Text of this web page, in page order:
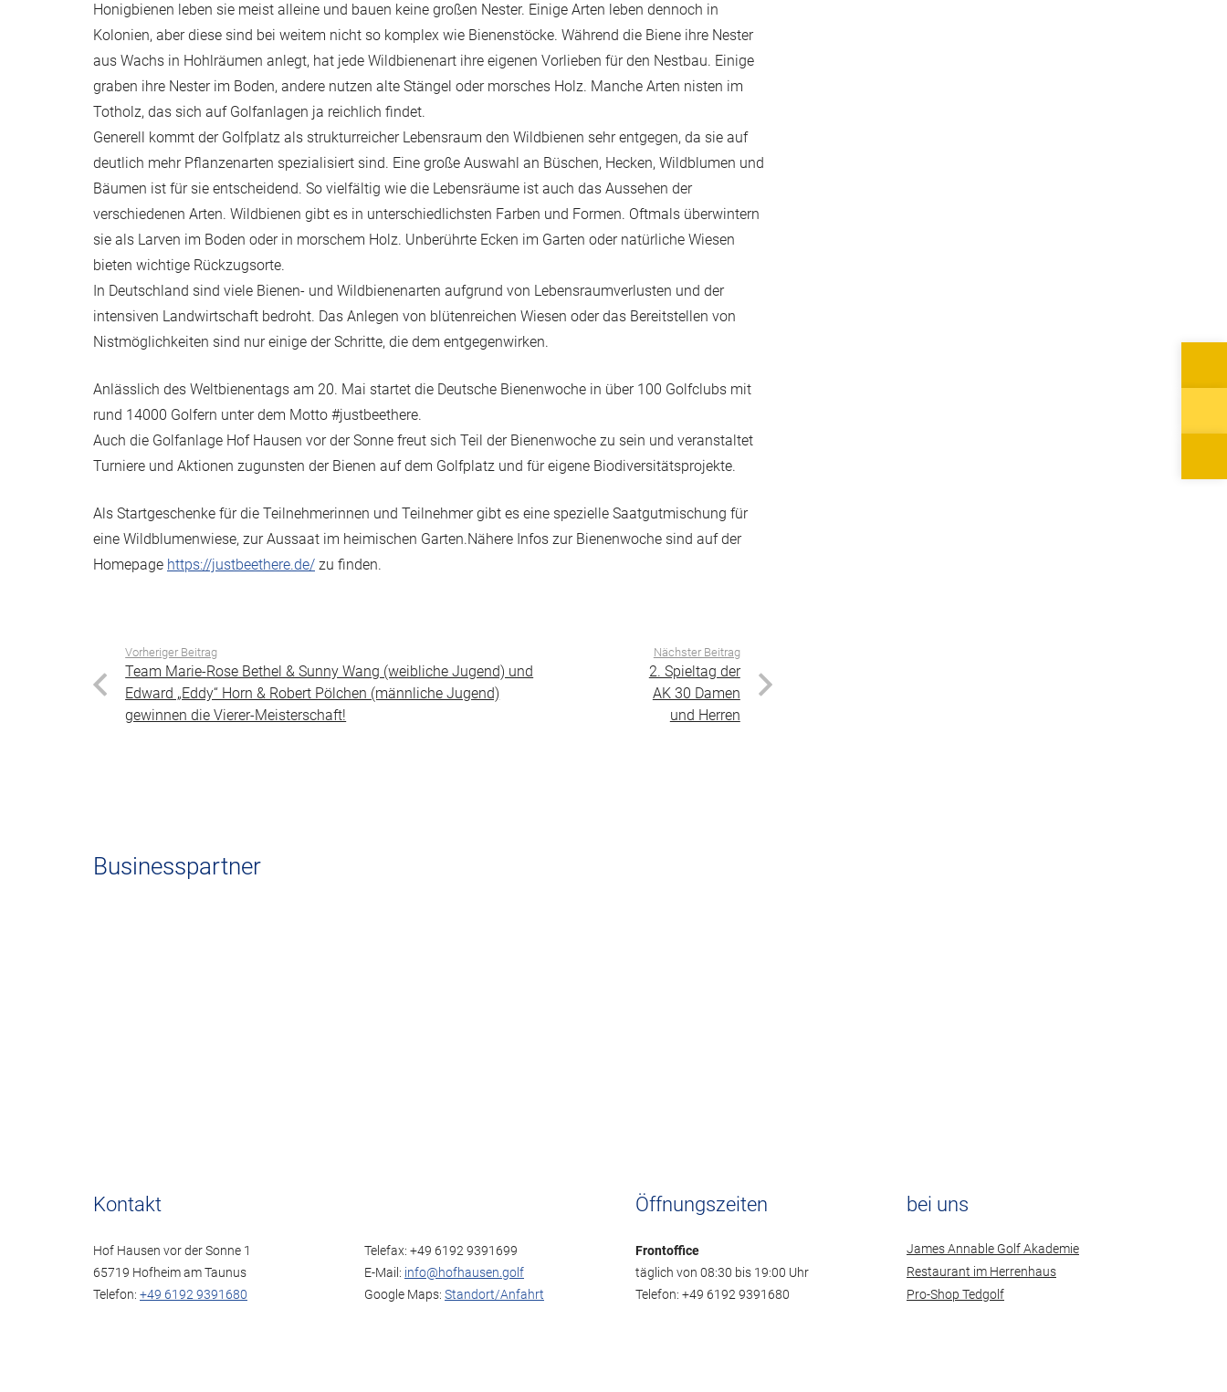
Honigbienen leben sie meist alleine und bauen keine großen Nester. Einige Arten leben dennoch in
Kolonien, aber diese sind bei weitem nicht so komplex wie Bienenstöcke. Während die Biene ihre Nester
aus Wachs in Hohlräumen anlegt, hat jede Wildbienenart ihre eigenen Vorlieben für den Nestbau. Einige
graben ihre Nester im Boden, andere nutzen alte Stängel oder morsches Holz. Manche Arten nisten im
Totholz, das sich auf Golfanlagen ja reichlich findet.
Generell kommt der Golfplatz als strukturreicher Lebensraum den Wildbienen sehr entgegen, da sie auf
deutlich mehr Pflanzenarten spezialisiert sind. Eine große Auswahl an Büschen, Hecken, Wildblumen und
Bäumen ist für sie entscheidend. So vielfältig wie die Lebensräume ist auch das Aussehen der
verschiedenen Arten. Wildbienen gibt es in unterschiedlichsten Farben und Formen. Oftmals überwintern
sie als Larven im Boden oder in morschem Holz. Unberührte Ecken im Garten oder natürliche Wiesen
bieten wichtige Rückzugsorte.
In Deutschland sind viele Bienen- und Wildbienenarten aufgrund von Lebensraumverlusten und der
intensiven Landwirtschaft bedroht. Das Anlegen von blütenreichen Wiesen oder das Bereitstellen von
Nistmöglichkeiten sind nur einige der Schritte, die dem entgegenwirken.
Anlässlich des Weltbienentags am 20. Mai startet die Deutsche Bienenwoche in über 100 Golfclubs mit
rund 14000 Golfern unter dem Motto #justbeethere.
Auch die Golfanlage Hof Hausen vor der Sonne freut sich Teil der Bienenwoche zu sein und veranstaltet
Turniere und Aktionen zugunsten der Bienen auf dem Golfplatz und für eigene Biodiversitätsprojekte.
Als Startgeschenke für die Teilnehmerinnen und Teilnehmer gibt es eine spezielle Saatgutmischung für
eine Wildblumenwiese, zur Aussaat im heimischen Garten.Nähere Infos zur Bienenwoche sind auf der
Homepage https://justbeethere.de/ zu finden.
Vorheriger Beitrag
Team Marie-Rose Bethel & Sunny Wang (weibliche Jugend) und
Edward „Eddy“ Horn & Robert Pölchen (männliche Jugend)
gewinnen die Vierer-Meisterschaft!
Nächster Beitrag
2. Spieltag der
AK 30 Damen
und Herren
Businesspartner
Kontakt
Hof Hausen vor der Sonne 1
65719 Hofheim am Taunus
Telefon: +49 6192 9391680
Telefax: +49 6192 9391699
E-Mail: info@hofhausen.golf
Google Maps: Standort/Anfahrt
Öffnungszeiten
Frontoffice
täglich von 08:30 bis 19:00 Uhr
Telefon: +49 6192 9391680
bei uns
James Annable Golf Akademie
Restaurant im Herrenhaus
Pro-Shop Tedgolf